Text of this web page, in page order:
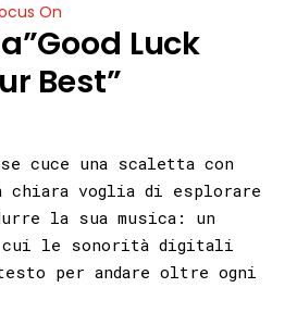
On
Luck
Best”
cuce una scaletta con
chiara voglia di esplorare
la sua musica: un
cui le sonorità digitali
per andare oltre ogni